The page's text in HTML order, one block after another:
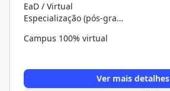
EaD / Virtual
Especialização (pós-graduação)
Campus 100% virtual
Ver mais detalhes